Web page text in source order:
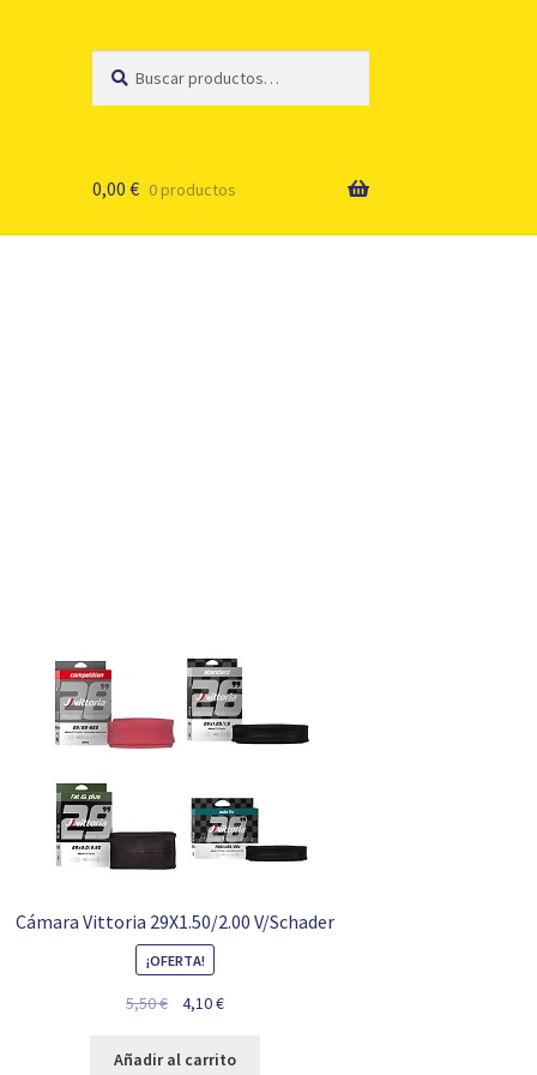
por:
0,00 € 0 productos
Cámara Vittoria 29X1.50/2.00 V/Schader
¡OFERTA!
5,50€
El
original
4,10€El
actual
Añadir al carrito